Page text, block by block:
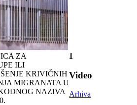
ZA
ILI
KRIVIČNIH
MIGRANATA U
NAZIVA
1
Video
Arhiva